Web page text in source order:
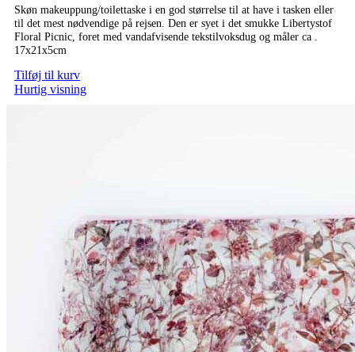
Skøn makeuppung/toilettaske i en god størrelse til at have i tasken eller
til det mest nødvendige på rejsen. Den er syet i det smukke Libertystof
Floral Picnic, foret med vandafvisende tekstilvoksdug og måler ca .
17x21x5cm
Tilføj til kurv
Hurtig visning